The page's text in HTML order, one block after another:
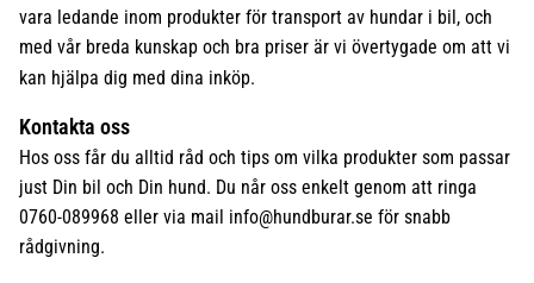
vara ledande inom produkter för transport av hundar i bil, och
med vår breda kunskap och bra priser är vi övertygade om att vi
kan hjälpa dig med dina inköp.
Kontakta oss
Hos oss får du alltid råd och tips om vilka produkter som passar
just Din bil och Din hund. Du når oss enkelt genom att ringa
0760-089968 eller via mail info@hundburar.se för snabb
rådgivning.